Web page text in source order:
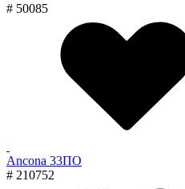
# 50085
Ancona 33ПО
# 210752